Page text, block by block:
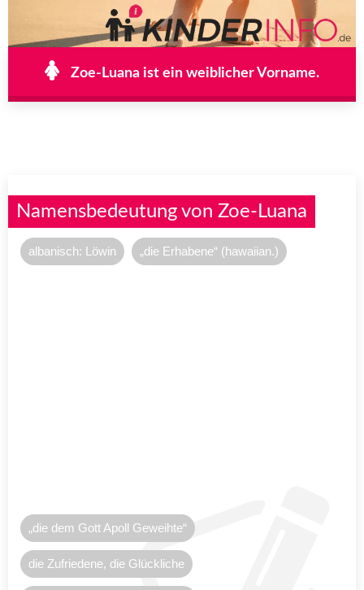
Zoe-Luana ist ein weiblicher Vorname.
Namensbedeutung von Zoe-Luana
albanisch: Löwin „die Erhabene“ (hawaiian.)
„die dem Gott Apoll Geweihte“
die Zufriedene, die Glückliche